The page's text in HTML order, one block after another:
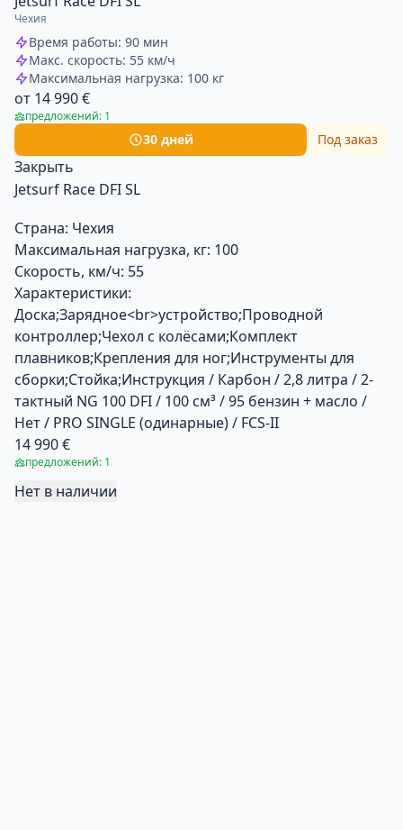
Чехия
Время работы: 90 мин
Макс. скорость: 55 км/ч
Максимальная нагрузка: 100 кг
от 14 990 €
предложений: 1
30 дней Под заказ
Закрыть
Jetsurf Race DFI SL
Страна: Чехия
Максимальная нагрузка, кг: 100
Скорость, км/ч: 55
Характеристики:
Доска;Зарядное<br>устройство;Проводной
контроллер;Чехол с колёсами;Комплект
плавников;Крепления для ног;Инструменты для
сборки;Стойка;Инструкция / Карбон / 2,8 литра / 2-
тактный NG 100 DFI / 100 см³ / 95 бензин + масло /
Нет / PRO SINGLE (одинарные) / FCS-II
14 990 €
предложений: 1
Нет в наличии